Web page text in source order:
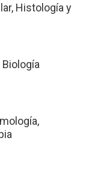
Histología y